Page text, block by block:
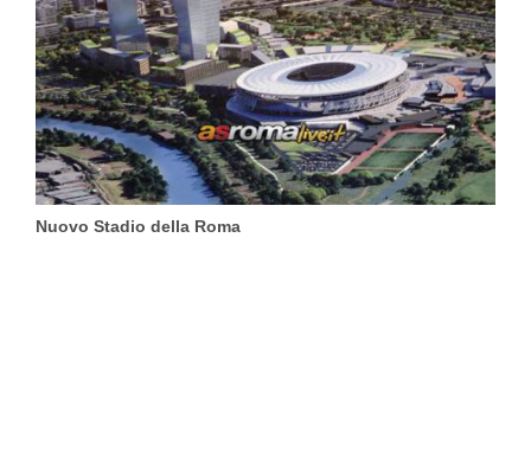
Nuovo Stadio della Roma